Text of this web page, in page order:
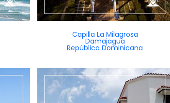
Capilla La Milagrosa
Damajagua
República Dominicana